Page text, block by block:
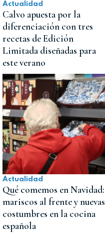
Actualidad
Calvo apuesta por la
diferenciación con tres
recetas de Edición
Limitada diseñadas para
este verano
Actualidad
Qué comemos en Navidad:
mariscos al frente y nuevas
costumbres en la cocina
española